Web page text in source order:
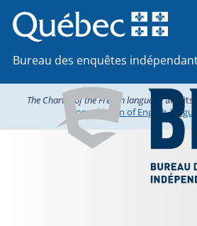
Bureau des enquêtes
The Charter of the French languageand its
consultation of English-